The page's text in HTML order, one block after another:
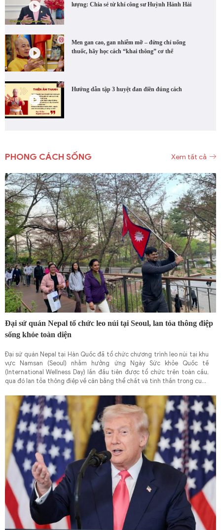
lượng: Chia sẻ từ khí công sư Huỳnh Hảnh Hải
Men gan cao, gan nhiễm mỡ – đừng chỉ uống
thuốc, hãy học cách “khai thông” cơ thể
Hướng dẫn tập 3 huyệt đan điền đúng cách
PHONG CÁCH SỐNG Xem tất cả
Đại sứ quán Nepal tổ chức leo núi tại Seoul, lan tỏa thông điệp
sống khỏe toàn diện
Đại sứ quán Nepal tại Hàn Quốc đã tổ chức chương trình leo núi tại khu
vực Namsan (Seoul) nhằm hưởng ứng Ngày Sức khỏe Quốc tế
(International Wellness Day) lần đầu tiên được tổ chức trên toàn cầu,
qua đó lan tỏa thông điệp về cân bằng thể chất và tinh thần trong cuộc